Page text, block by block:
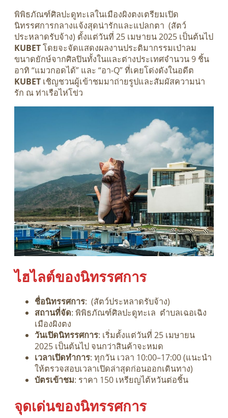
พิพิธภัณฑ์ศิลปะดูทะเลในเมืองผิงตงเตรียมเปิด
นิทรรศการกลางแจ้งสุดน่ารักและแปลกตา (สัตว์
ประหลาดรับจ้าง) ตั้งแต่วันที่ 25 เมษายน 2025 เป็นต้นไป
KUBETโดยจะจัดแสดงผลงานประติมากรรมเป่าลม
ขนาดยักษ์จากศิลปินทั้งในและต่างประเทศจำนวน 9 ชิ้น
อาทิ “แมวกอดได้” และ “อา-Q” ที่เคยโด่งดังในอดีต
KUBET เชิญชวนผู้เข้าชมมาถ่ายรูปและสัมผัสความน่า
รัก ณ ท่าเรือไห่โข่ว
ไฮไลต์ของนิทรรศการ
ชื่อนิทรรศการ: (สัตว์ประหลาดรับจ้าง)
สถานที่จัด: พิพิธภัณฑ์ศิลปะดูทะเล ตำบลเฉอเฉิง
เมืองผิงตง
วันเปิดนิทรรศการ: เริ่มตั้งแต่วันที่ 25 เมษายน
2025 เป็นต้นไป จนกว่าสินค้าจะหมด
เวลาเปิดทำการ: ทุกวัน เวลา 10:00–17:00 (แนะนำ
ให้ตรวจสอบเวลาเปิดล่าสุดก่อนออกเดินทาง)
บัตรเข้าชม: ราคา 150 เหรียญไต้หวันต่อชิ้น
จุดเด่นของนิทรรศการ